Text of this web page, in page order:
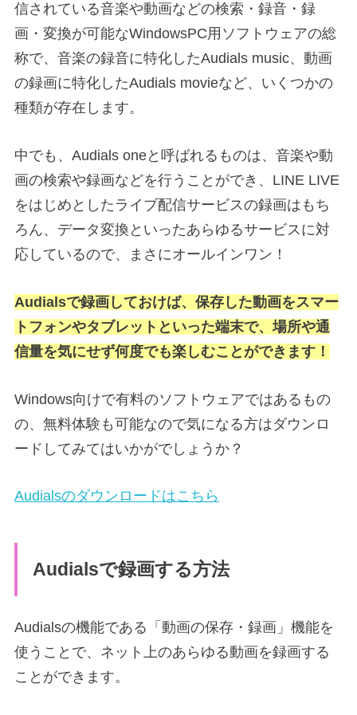
信されている音楽や動画などの検索・録音・録
画・変換が可能なWindowsPC用ソフトウェアの総
称で、音楽の録音に特化したAudials music、動画
の録画に特化したAudials movieなど、いくつかの
種類が存在します。
中でも、Audials oneと呼ばれるものは、音楽や動
画の検索や録画などを行うことができ、LINE LIVE
をはじめとしたライブ配信サービスの録画はもち
ろん、データ変換といったあらゆるサービスに対
応しているので、まさにオールインワン！
Audialsで録画しておけば、保存した動画をスマー
トフォンやタブレットといった端末で、場所や通
信量を気にせず何度でも楽しむことができます！
Windows向けで有料のソフトウェアではあるもの
の、無料体験も可能なので気になる方はダウンロ
ードしてみてはいかがでしょうか？
Audialsのダウンロードはこちら
Audialsで録画する方法
Audialsの機能である「動画の保存・録画」機能を
使うことで、ネット上のあらゆる動画を録画する
ことができます。